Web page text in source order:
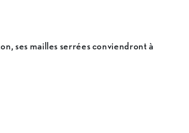
ses mailles serrées conviendront à